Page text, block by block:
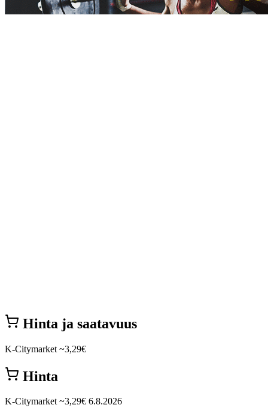
Hinta ja saatavuus
K-Citymarket ~3,29€
Hinta
K-Citymarket ~3,29€ 6.8.2026